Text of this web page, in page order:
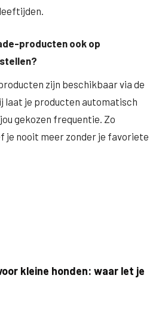
producten ook op
zijn beschikbaar via de
laat je producten automatisch
gekozen frequentie. Zo
je nooit meer zonder je favoriete
kleine honden: waar let je